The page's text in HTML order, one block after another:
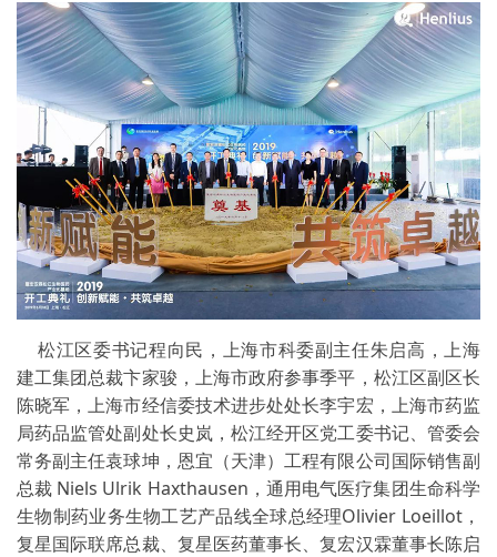
松江区委书记程向民，上海市科委副主任朱启高，上海
建工集团总裁卞家骏，上海市政府参事季平，松江区副区长
陈晓军，上海市经信委技术进步处处长李宇宏，上海市药监
局药品监管处副处长史岚，松江经开区党工委书记、管委会
常务副主任袁球坤，恩宜（天津）工程有限公司国际销售副
总裁 Niels Ulrik Haxthausen，通用电气医疗集团生命科学
生物制药业务生物工艺产品线全球总经理Olivier Loeillot，
复星国际联席总裁、复星医药董事长、复宏汉霖董事长陈启